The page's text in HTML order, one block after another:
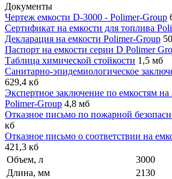
Документы
Чертеж емкости D-3000 - Polimer-Group
Сертификат на емкости для топлива
Декларация на емкости Polimer-Group
Паспорт на емкости серии D Polimer
Таблица химической стойкости 1,5 мб
Санитарно-эпидемиологическое
629,4 кб
Экспертное заключение по емкостям на
Polimer-Group 4,8 мб
Отказное письмо по пожарной
кб
Отказное письмо о соответствии на
421,3 кб
Объем, л
3000
Длина, мм
2130